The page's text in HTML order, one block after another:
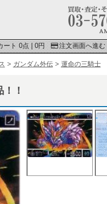
ート 0点 | 0円 注文画面へ進む
> ガンダム外伝> 運命の三騎士
！